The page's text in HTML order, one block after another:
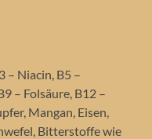
– Niacin, B5 –
– Folsäure, B12 –
Mangan, Eisen,
Bitterstoffe wie